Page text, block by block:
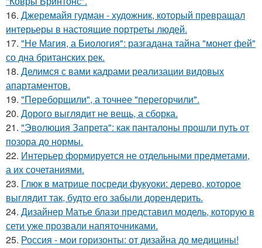
16. Джеремайя гудман - художник, который превращал
интерьеры в настоящие портреты людей.
17. "Не Магия, а Биология": разгадана тайна "монет фей"
со дна британских рек.
18. Делимся с вами кадрами реализации видовых
апартаментов.
19. "Переборщили", а точнее "перегорчили".
20. Дорого выглядит не вещь, а сборка.
21. "Эволюция Запрета": как панталоны прошли путь от
позора до нормы.
22. Интерьер формируется не отдельными предметами,
а их сочетаниями.
23. Глюк в матрице посреди фукуоки: дерево, которое
выглядит так, будто его забыли дорендерить.
24. Дизайнер Матье блази представил модель, которую в
сети уже прозвали напяточниками.
25. Россия - мои горизонты: от дизайна до медицины!